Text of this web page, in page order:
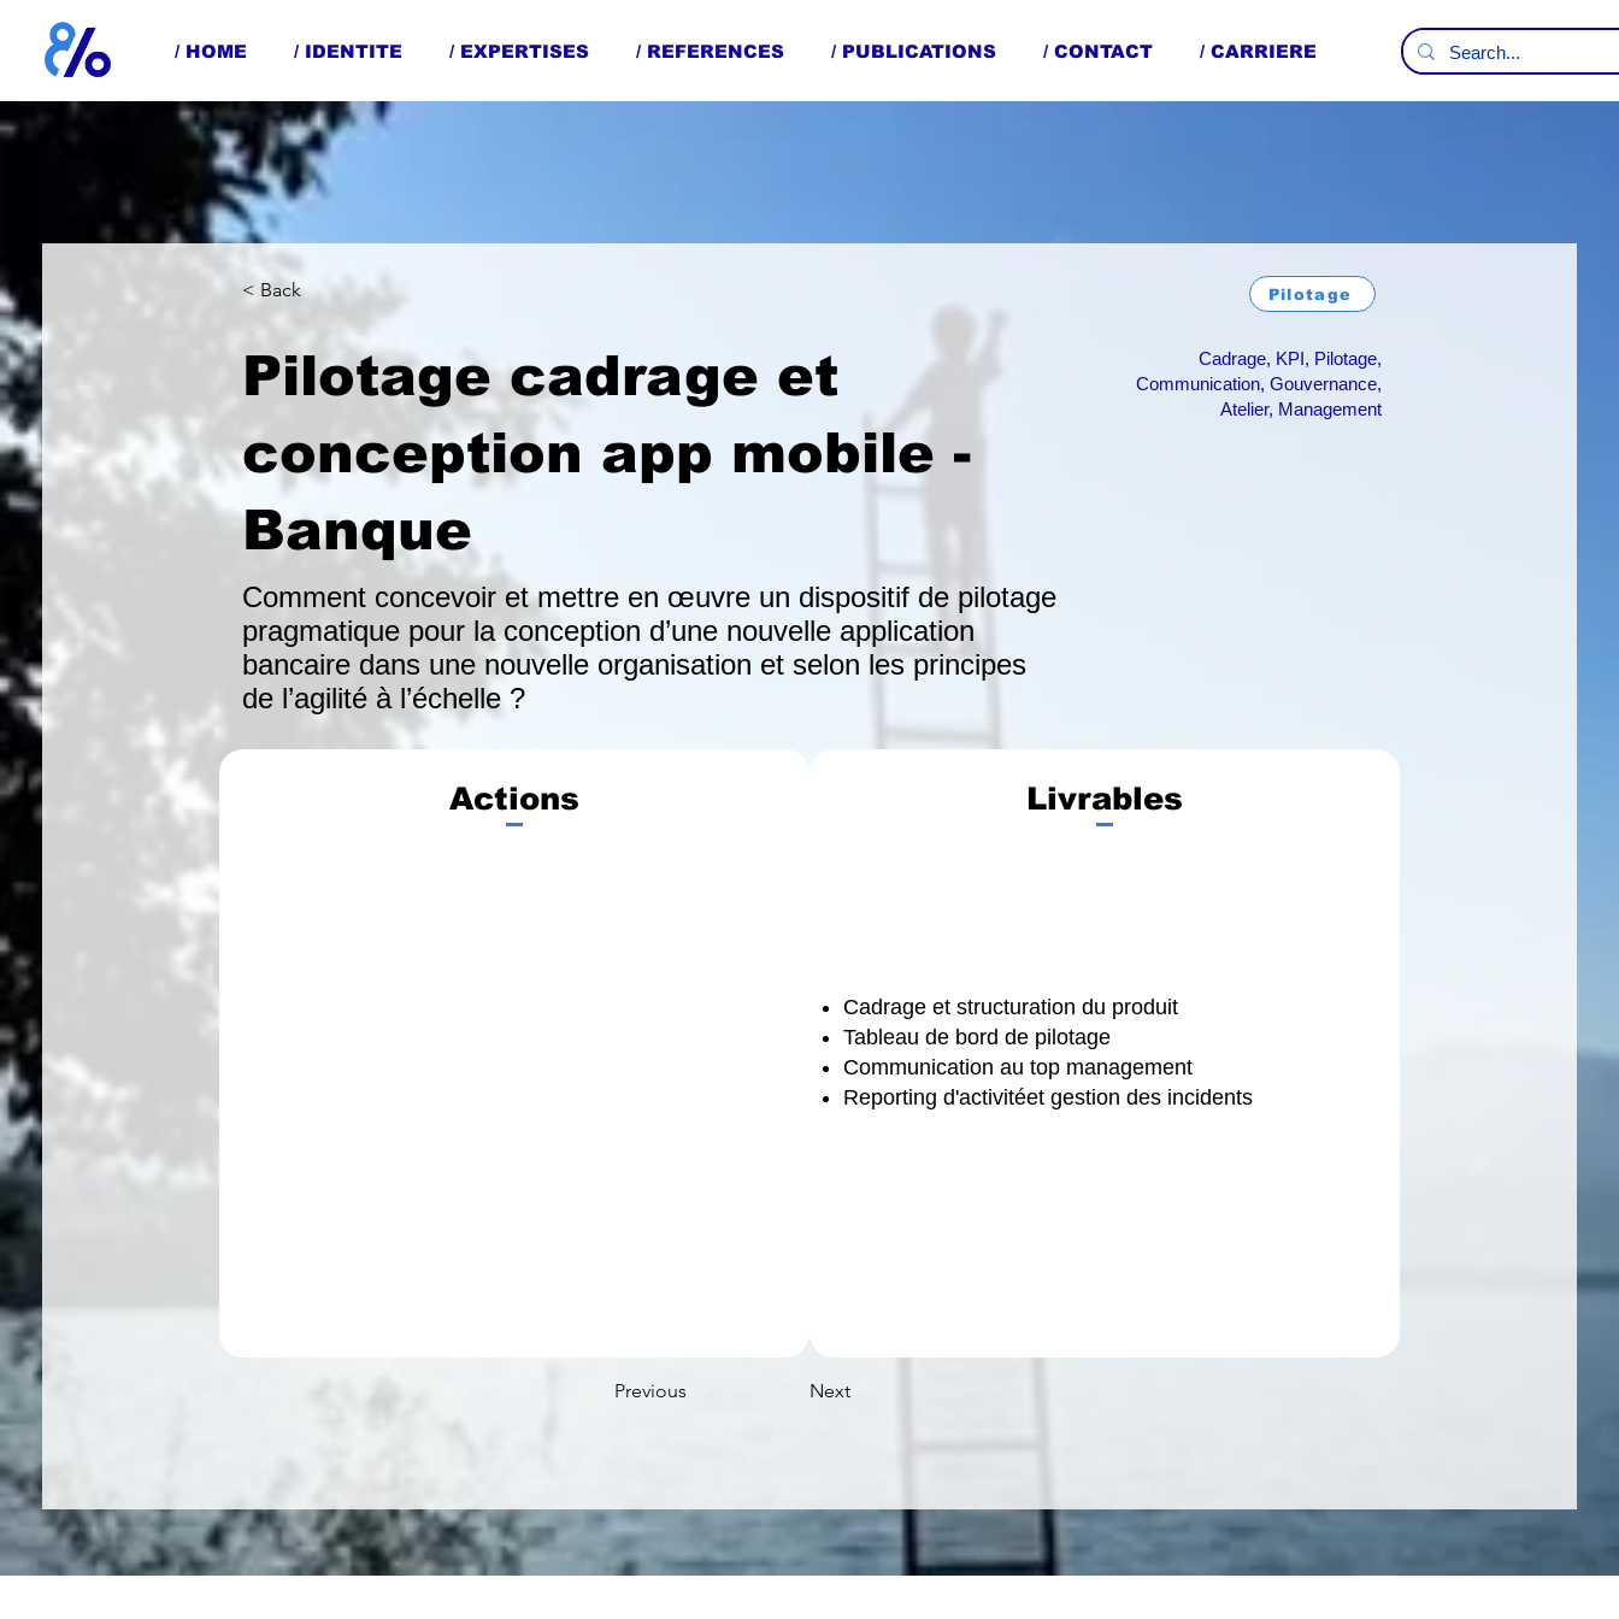
/ HOME / IDENTITE / EXPERTISES / REFERENCES / PUBLICATIONS / CONTACT / CARRIERE
< Back
Pilotage cadrage et
conception app mobile -
Banque
Pilotage
Cadrage, KPI, Pilotage,
Communication, Gouvernance,
Atelier, Management
Comment concevoir et mettre en œuvre un dispositif de pilotage
pragmatique pour la conception d’une nouvelle application
bancaire dans une nouvelle organisation et selon les principes
de l’agilité à l’échelle ?
Actions Livrables
Cadrage et structuration du produit
Tableau de bord de pilotage
Communication au top management
Reporting d'activitéet gestion des incidents
Previous Next